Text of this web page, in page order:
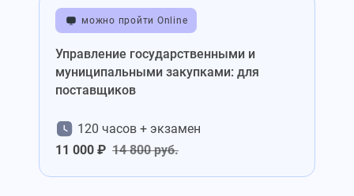
можно пройти Online
Управление государственными и
муниципальными закупками: для
поставщиков
120 часов + экзамен
11 000 ₽ 14 800 руб.